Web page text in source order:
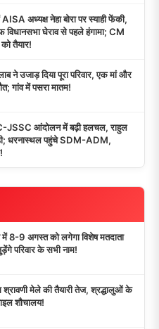
अध्यक्ष नेहा बोरा पर स्याही फेंकी,
विधानसभा घेराव से पहले हंगामा; CM
तैयार!
ने उजाड़ दिया पूरा परिवार, एक मां और
गांव में पसरा मातम!
आंदोलन में बढ़ी हलचल, राहुल
धरनास्थल पहुंचे SDM-ADM,
8-9 अगस्त को लगेगा विशेष मतदाता
परिवार के सभी नाम!
मेले की तैयारी तेज, श्रद्धालुओं के
शौचालय!